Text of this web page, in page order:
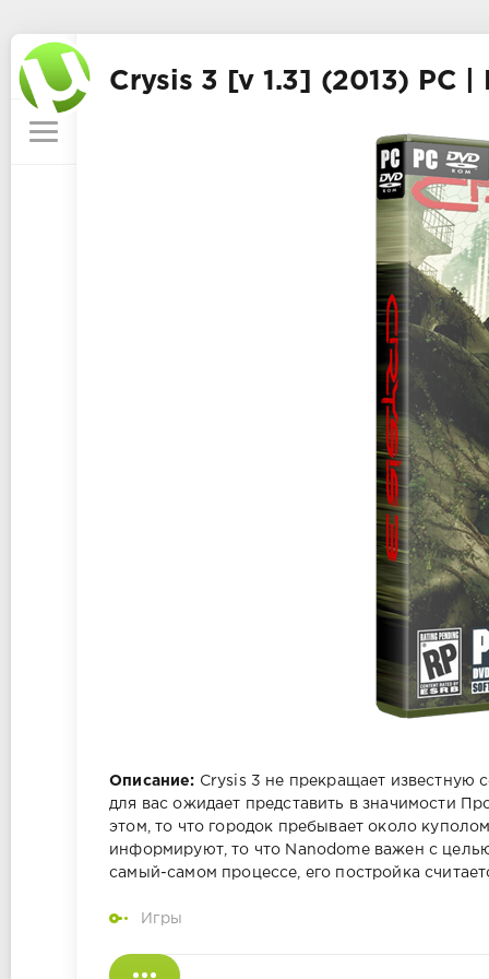
Crysis 3 [v 1.3] (2013) PC |
Описание: Crysis 3 не прекращает известную
для вас ожидает представить в значимости
этом, то что городок пребывает около
информируют, то что Nanodome важен с
самый-самом процессе, его постройка
Игры